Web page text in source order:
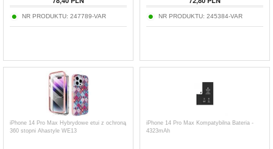
NR PRODUKTU: 247789-VAR NR PRODUKTU: 245384-VAR
iPhone 14 Pro Max Hybrydowe etui z ochroną
360 stopni Ahastyle WE13
iPhone 14 Pro Max Kompatybilna Bateria -
4323mAh